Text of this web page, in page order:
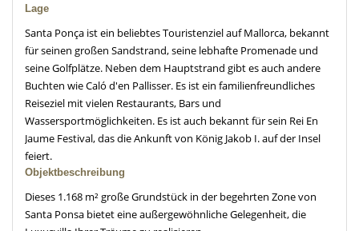
Lage
Santa Ponça ist ein beliebtes Touristenziel auf Mallorca, bekannt
für seinen großen Sandstrand, seine lebhafte Promenade und
seine Golfplätze. Neben dem Hauptstrand gibt es auch andere
Buchten wie Caló d'en Pallisser. Es ist ein familienfreundliches
Reiseziel mit vielen Restaurants, Bars und
Wassersportmöglichkeiten. Es ist auch bekannt für sein Rei En
Jaume Festival, das die Ankunft von König Jakob I. auf der Insel
feiert.
Objektbeschreibung
Dieses 1.168 m² große Grundstück in der begehrten Zone von
Santa Ponsa bietet eine außergewöhnliche Gelegenheit, die